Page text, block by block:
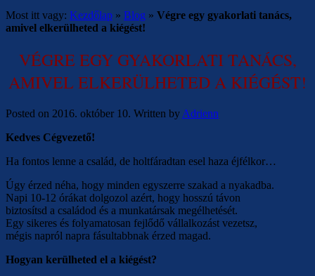
Most itt vagy: Kezdőlap » Blog » Végre egy gyakorlati tanács,
amivel elkerülheted a kiégést!
VÉGRE EGY GYAKORLATI TANÁCS,
AMIVEL ELKERÜLHETED A KIÉGÉST!
Posted on 2016. október 10. Written by Adrienn
Kedves Cégvezető!
Ha fontos lenne a család, de holtfáradtan esel haza éjfélkor…
Úgy érzed néha, hogy minden egyszerre szakad a nyakadba.
Napi 10-12 órákat dolgozol azért, hogy hosszú távon
biztosítsd a családod és a munkatársak megélhetését.
Egy sikeres és folyamatosan fejlődő vállalkozást vezetsz,
mégis napról napra fásultabbnak érzed magad.
Hogyan kerülheted el a kiégést?